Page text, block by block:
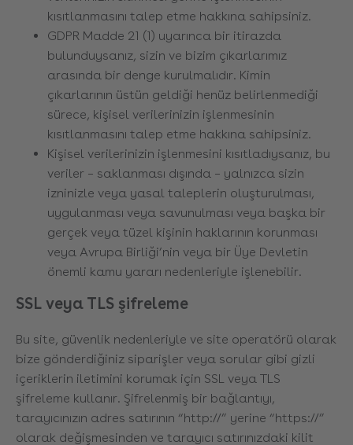
kısıtlanmasını talep etme hakkına sahipsiniz.
GDPR Madde 21 (1) uyarınca bir itirazda
bulunduysanız, sizin ve bizim çıkarlarımız
arasında bir denge kurulmalıdır. Kimin
çıkarlarının üstün geldiği henüz belirlenmediği
sürece, kişisel verilerinizin işlenmesinin
kısıtlanmasını talep etme hakkına sahipsiniz.
Kişisel verilerinizin işlenmesini kısıtladıysanız, bu
veriler – saklanması dışında – yalnızca sizin
izninizle veya yasal taleplerin oluşturulması,
uygulanması veya savunulması veya başka bir
gerçek veya tüzel kişinin haklarının korunması
veya Avrupa Birliği’nin veya bir Üye Devletin
önemli kamu yararı nedenleriyle işlenebilir.
SSL veya TLS şifreleme
Bu site, güvenlik nedenleriyle ve site operatörü olarak
bize gönderdiğiniz siparişler veya sorular gibi gizli
içeriklerin iletimini korumak için SSL veya TLS
şifreleme kullanır. Şifrelenmiş bir bağlantıyı,
tarayıcınızın adres satırının “http://” yerine “https://”
olarak değişmesinden ve tarayıcı satırınızdaki kilit